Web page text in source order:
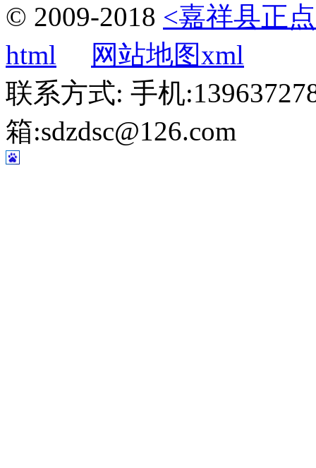
© 2009-2018 <嘉祥县正
html
网站地图xml
联系方式: 手机
箱:sdzdsc@126.com